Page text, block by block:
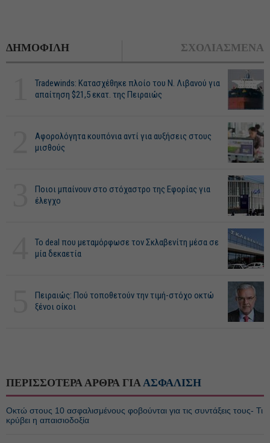
ΔΗΜΟΦΙΛΗ ΣΧΟΛΙΑΣΜΕΝΑ
Tradewinds: Κατασχέθηκε πλοίο του Ν. Λιβανού για
απαίτηση $21,5 εκατ. της Πειραιώς
Αφορολόγητα κουπόνια αντί για αυξήσεις στους
μισθούς
Ποιοι μπαίνουν στο στόχαστρο της Εφορίας για
έλεγχο
Το deal που μεταμόρφωσε τον Σκλαβενίτη μέσα σε
μία δεκαετία
Πειραιώς: Πού τοποθετούν την τιμή-στόχο οκτώ
ξένοι οίκοι
ΠΕΡΙΣΣΟΤΕΡΑ ΑΡΘΡΑ ΓΙΑΑΣΦΑΛΙΣΗ
Οκτώ στους 10 ασφαλισμένους φοβούνται για τις συντάξεις τους- Τι
κρύβει η απαισιοδοξία